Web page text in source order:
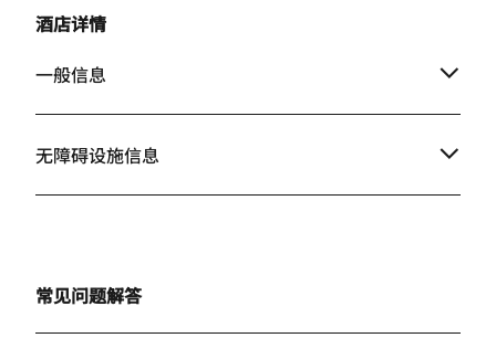
酒店详情
一般信息
无障碍设施信息
常见问题解答